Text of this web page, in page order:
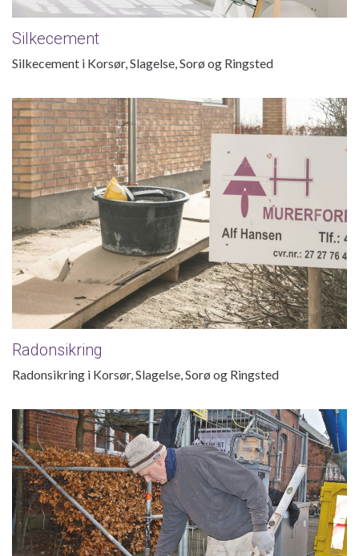
Silkecement
Silkecement i Korsør, Slagelse, Sorø og Ringsted
Radonsikring
Radonsikring
Radonsikring i Korsør, Slagelse, Sorø og Ringsted
Fugt i kælderen